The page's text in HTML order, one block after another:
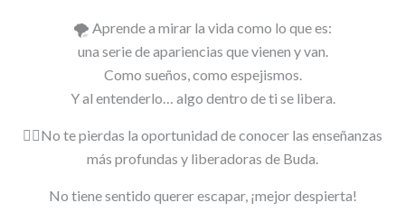
🌪️ Aprende a mirar la vida como lo que es:
una serie de apariencias que vienen y van.
Como sueños, como espejismos.
Y al entenderlo… algo dentro de ti se libera.
🧘‍♂️No te pierdas la oportunidad de conocer las enseñanzas
más profundas y liberadoras de Buda.
No tiene sentido querer escapar, ¡mejor despierta!